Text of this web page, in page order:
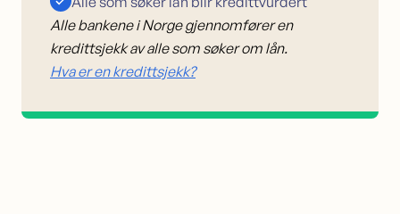
Alle bankene i Norge gjennomfører en
kredittsjekk av alle som søker om lån.
Hva er en kredittsjekk?